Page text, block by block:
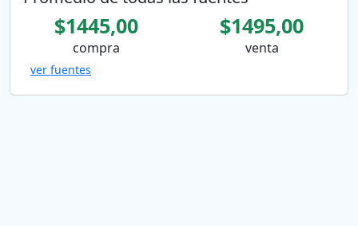
$1445,00
compra
$1495,00
venta
ver fuentes